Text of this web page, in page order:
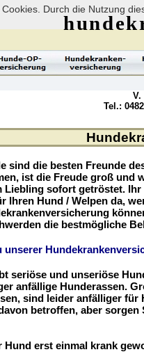
Durch die Nutzung
sind die besten Freunde
ist die Freude groß und
Liebling sofort getröstet.
Ihren Hund / Welpen da,
die bestmögliche
unserer
seriöse und unseriöse
anfällige Hunderassen.
sind leider anfälliger für
betroffen, aber sorgen
Hund erst einmal krank
V.
Tel.: